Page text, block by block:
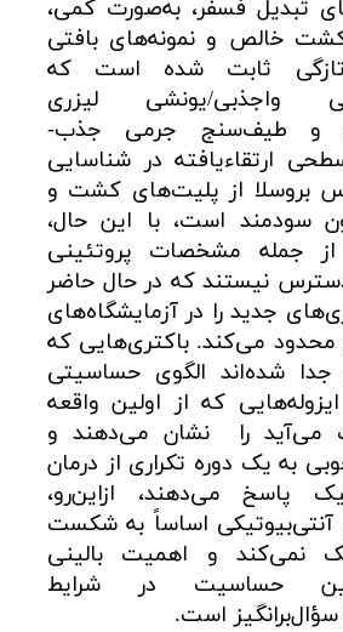
تبدیل فسفر، به‌صورت کمی،
کشت خالص و نمونه‌های بافتی
ثابت شده است که
واجذبی/یونشی لیزری
و طیف‌سنج جرمی جذب-
ارتقاءیافته در شناسایی
بروسلا از پلیت‌های کشت و
سودمند است، با این حال،
از جمله مشخصات پروتئینی
نیستند که در حال حاضر
جدید را در آزمایشگاه‌های
محدود می‌کند. باکتری‌هایی که
شده‌اند الگوی حساسیتی
که از اولین واقعه
می‌آید را نشان می‌دهند و
به یک دوره تکراری از درمان
پاسخ می‌دهند، ازاین‌رو،
آنتی‌بیوتیکی اساساً به شکست
نمی‌کند و اهمیت بالینی
حساسیت در شرایط
سؤال‌برانگیز است.